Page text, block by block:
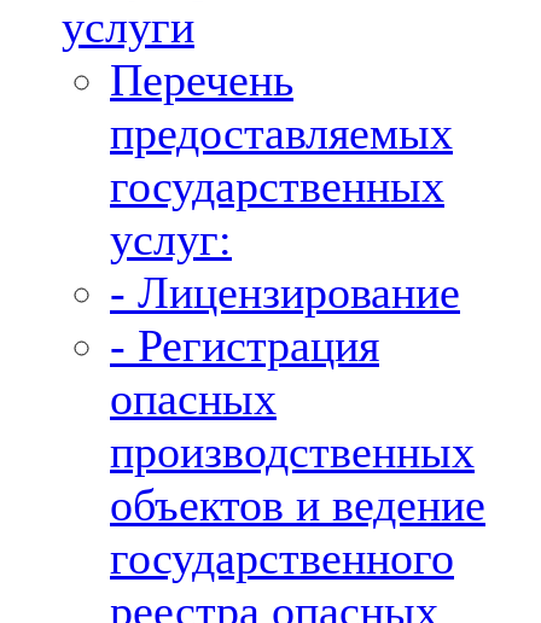
услуги
Перечень
предоставляемых
государственных
услуг:
- Лицензирование
- Регистрация
опасных
производственных
объектов и ведение
государственного
реестра опасных